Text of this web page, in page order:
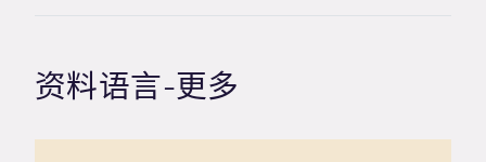
资料语言-更多